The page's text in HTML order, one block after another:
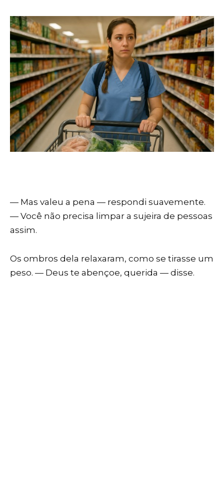
— Mas valeu a pena — respondi suavemente.
— Você não precisa limpar a sujeira de pessoas
assim.
Os ombros dela relaxaram, como se tirasse um
peso. — Deus te abençoe, querida — disse.